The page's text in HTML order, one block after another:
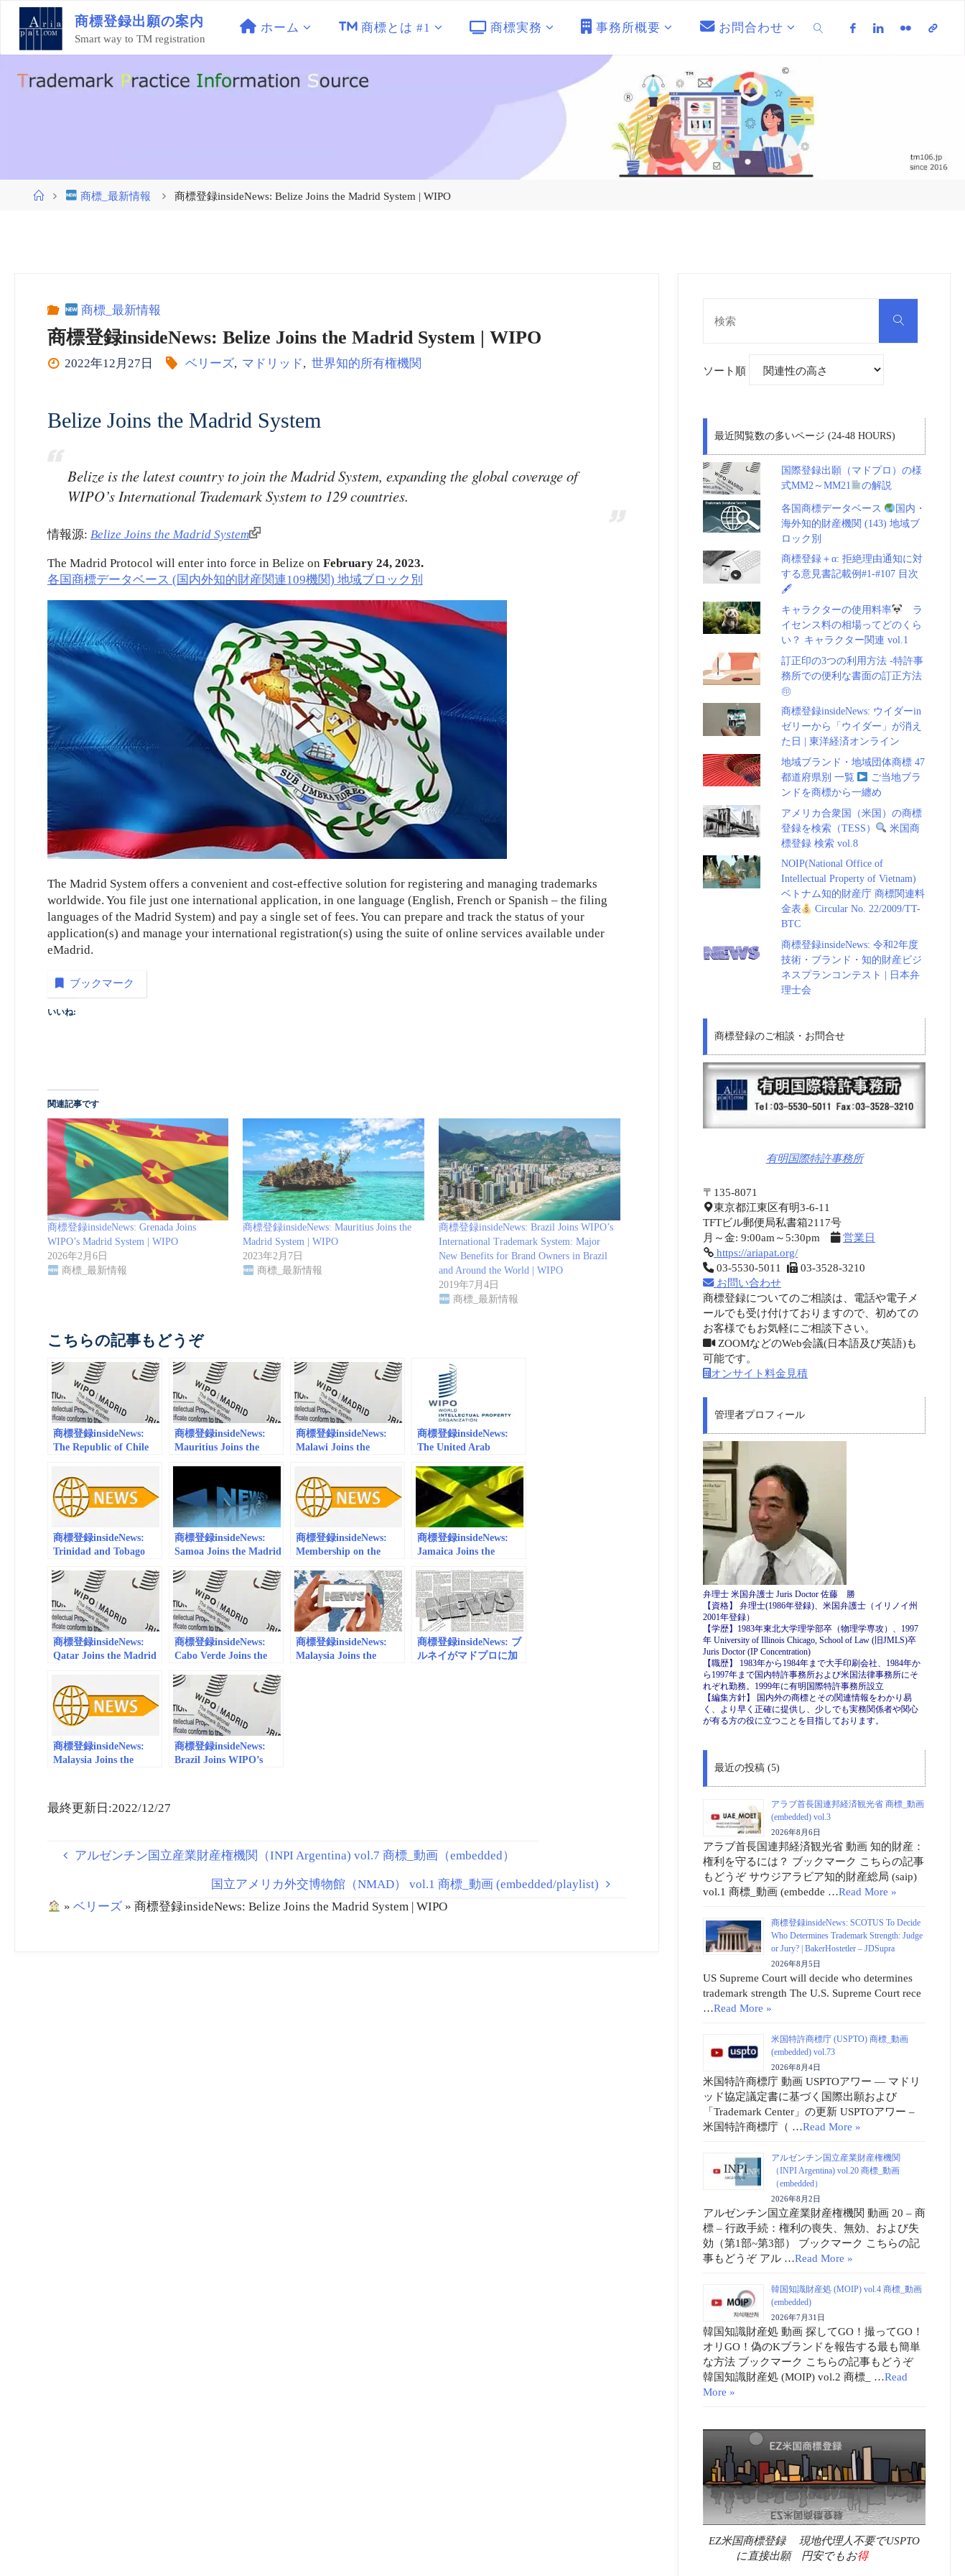
ン
商標登録出願の案内
Smart way to TM registration
ホーム 商標とは #1 商標実務 事務所概要 お問合わせ
ホ
商標_最新情報 商標登録insideNews: Belize Joins the Madrid System | WIPO
商標_最新情報
商標登録insideNews: Belize Joins the Madrid System | WIPO
2022年12月27日 ベリーズ, マドリッド, 世界知的所有権機関
Belize Joins the Madrid System
Belize is the latest country to join the Madrid System, expanding the global coverage of
WIPO’s International Trademark System to 129 countries.
情報源: Belize Joins the Madrid System
The Madrid Protocol will enter into force in Belize on February 24, 2023.
各国商標データベース (国内外知的財産関連109機関) 地域ブロック別
The Madrid System offers a convenient and cost-effective solution for registering and managing trademarks
worldwide. You file just one international application, in one language (English, French or Spanish – the filing
languages of the Madrid System) and pay a single set of fees. You can prepare and track the status of your
application(s) and manage your international registration(s) using the suite of online services available under
eMadrid.
ブックマーク
いいね:
関連記事です
商標登録insideNews: Grenada Joins
WIPO’s Madrid System | WIPO
2026年2月6日
商標_最新情報
商標登録insideNews: Mauritius Joins the
Madrid System | WIPO
2023年2月7日
商標_最新情報
商標登録insideNews: Brazil Joins WIPO’s
International Trademark System: Major
New Benefits for Brand Owners in Brazil
and Around the World | WIPO
2019年7月4日
商標_最新情報
こちらの記事もどうぞ
商標登録insideNews:
The Republic of Chile
System | WIPO
商標登録insideNews:
Mauritius Joins the
商標登録insideNews:
Malawi Joins the
商標登録insideNews:
The United Arab
Madrid System | WIPO
商標登録insideNews:
Trinidad and Tobago
System | WIPO
商標登録insideNews:
Samoa Joins the Madrid
商標登録insideNews:
Membership on the
the Madrid System |
WIPO
商標登録insideNews:
Jamaica Joins the
商標登録insideNews:
Qatar Joins the Madrid
商標登録insideNews:
Cabo Verde Joins the
商標登録insideNews:
Malaysia Joins the
商標登録insideNews: ブ
ルネイがマドプロに加
商標登録insideNews:
Malaysia Joins the
商標登録insideNews:
Brazil Joins WIPO’s
最終更新日:2022/12/27
アルゼンチン国立産業財産権機関（INPI Argentina) vol.7 商標_動画（embedded）
国立アメリカ外交博物館（NMAD） vol.1 商標_動画 (embedded/playlist)
»ベリーズ »商標登録insideNews: Belize Joins the Madrid System | WIPO
検
ソート順
最近閲覧数の多いページ (24-48 HOURS)
国際登録出願（マドプロ）の様
式MM2～MM21
の解説
各国商標データベース
国内・
海外知的財産機関 (143) 地域ブ
ロック別
商標登録＋α: 拒絶理由通知に対
する意見書記載例#1-#107 目次
🖋
キャラクターの使用料率
ラ
イセンス料の相場ってどのくら
い？ キャラクター関連 vol.1
訂正印の3つの利用方法 -特許事
務所での便利な書面の訂正方法
㊞
商標登録insideNews: ウイダーin
ゼリーから「ウイダー」が消え
た日 | 東洋経済オンライン
地域ブランド・地域団体商標 47
都道府県別 一覧
ご当地ブラ
ンドを商標から一纏め
アメリカ合衆国（米国）の商標
登録を検索（TESS）
米国商
標登録 検索 vol.8
NOIP(National Office of
Intellectual Property of Vietnam)
ベトナム知的財産庁 商標関連料
金表
Circular No. 22/2009/TT-
BTC
商標登録insideNews: 令和2年度
技術・ブランド・知的財産ビジ
ネスプランコンテスト | 日本弁
理士会
商標登録のご相談・お問合せ
有明国際特許事務所
〒135-8071
東京都江東区有明3-6-11
TFTビル郵便局私書箱2117号
月～金: 9:00am～5:30pm
営業日
https://ariapat.org/
03-5530-5011
03-3528-3210
お問い合わせ
商標登録についてのご相談は、電話や電子メ
ールでも受け付けておりますので、初めての
お客様でもお気軽にご相談下さい。
ZOOMなどのWeb会議(日本語及び英語)も
可能です。
オンサイト料金見積
管理者プロフィール
弁理士 米国弁護士 Juris Doctor 佐藤 勝
【資格】 弁理士(1986年登録)、米国弁護士（イリノイ州
2001年登録）
【学歴】1983年東北大学理学部卒（物理学専攻）、1997
年 University of Illinois Chicago, School of Law (旧JMLS)卒
Juris Doctor (IP Concentration)
【職歴】 1983年から1984年まで大手印刷会社、1984年か
ら1997年まで国内特許事務所および米国法律事務所にそ
れぞれ勤務。1999年に有明国際特許事務所設立
【編集方針】 国内外の商標とその関連情報をわかり易
く、より早く正確に提供し、少しでも実務関係者や関心
が有る方の役に立つことを目指しております。
最近の投稿 (5)
アラブ首長国連邦経済観光省 商標_動画
(embedded) vol.3
2026年8月6日
アラブ首長国連邦経済観光省 動画 知的財産：
権利を守るには？ ブックマーク こちらの記事
もどうぞ サウジアラビア知的財産総局 (saip)
vol.1 商標_動画 (embedde …Read More »
商標登録insideNews: SCOTUS To Decide
Who Determines Trademark Strength: Judge
or Jury? | BakerHostetler – JDSupra
2026年8月5日
US Supreme Court will decide who determines
trademark strength The U.S. Supreme Court rece
…Read More »
米国特許商標庁 (USPTO) 商標_動画
(embedded) vol.73
2026年8月4日
米国特許商標庁 動画 USPTOアワー ― マドリ
ッド協定議定書に基づく国際出願および
「Trademark Center」の更新 USPTOアワー –
米国特許商標庁（ …Read More »
アルゼンチン国立産業財産権機関
（INPI Argentina) vol.20 商標_動画
（embedded）
2026年8月2日
アルゼンチン国立産業財産権機関 動画 20 – 商
標 – 行政手続：権利の喪失、無効、および失
効（第1部~第3部） ブックマーク こちらの記
事もどうぞ アル …Read More »
韓国知識財産処 (MOIP) vol.4 商標_動画
(embedded)
2026年7月31日
韓国知識財産処 動画 探してGO！撮ってGO！
オリGO！偽のKブランドを報告する最も簡単
な方法 ブックマーク こちらの記事もどうぞ
韓国知識財産処 (MOIP) vol.2 商標_ …Read
More »
EZ米国商標登録 現地代理人不要でUSPTO
に直接出願 円安でもお得